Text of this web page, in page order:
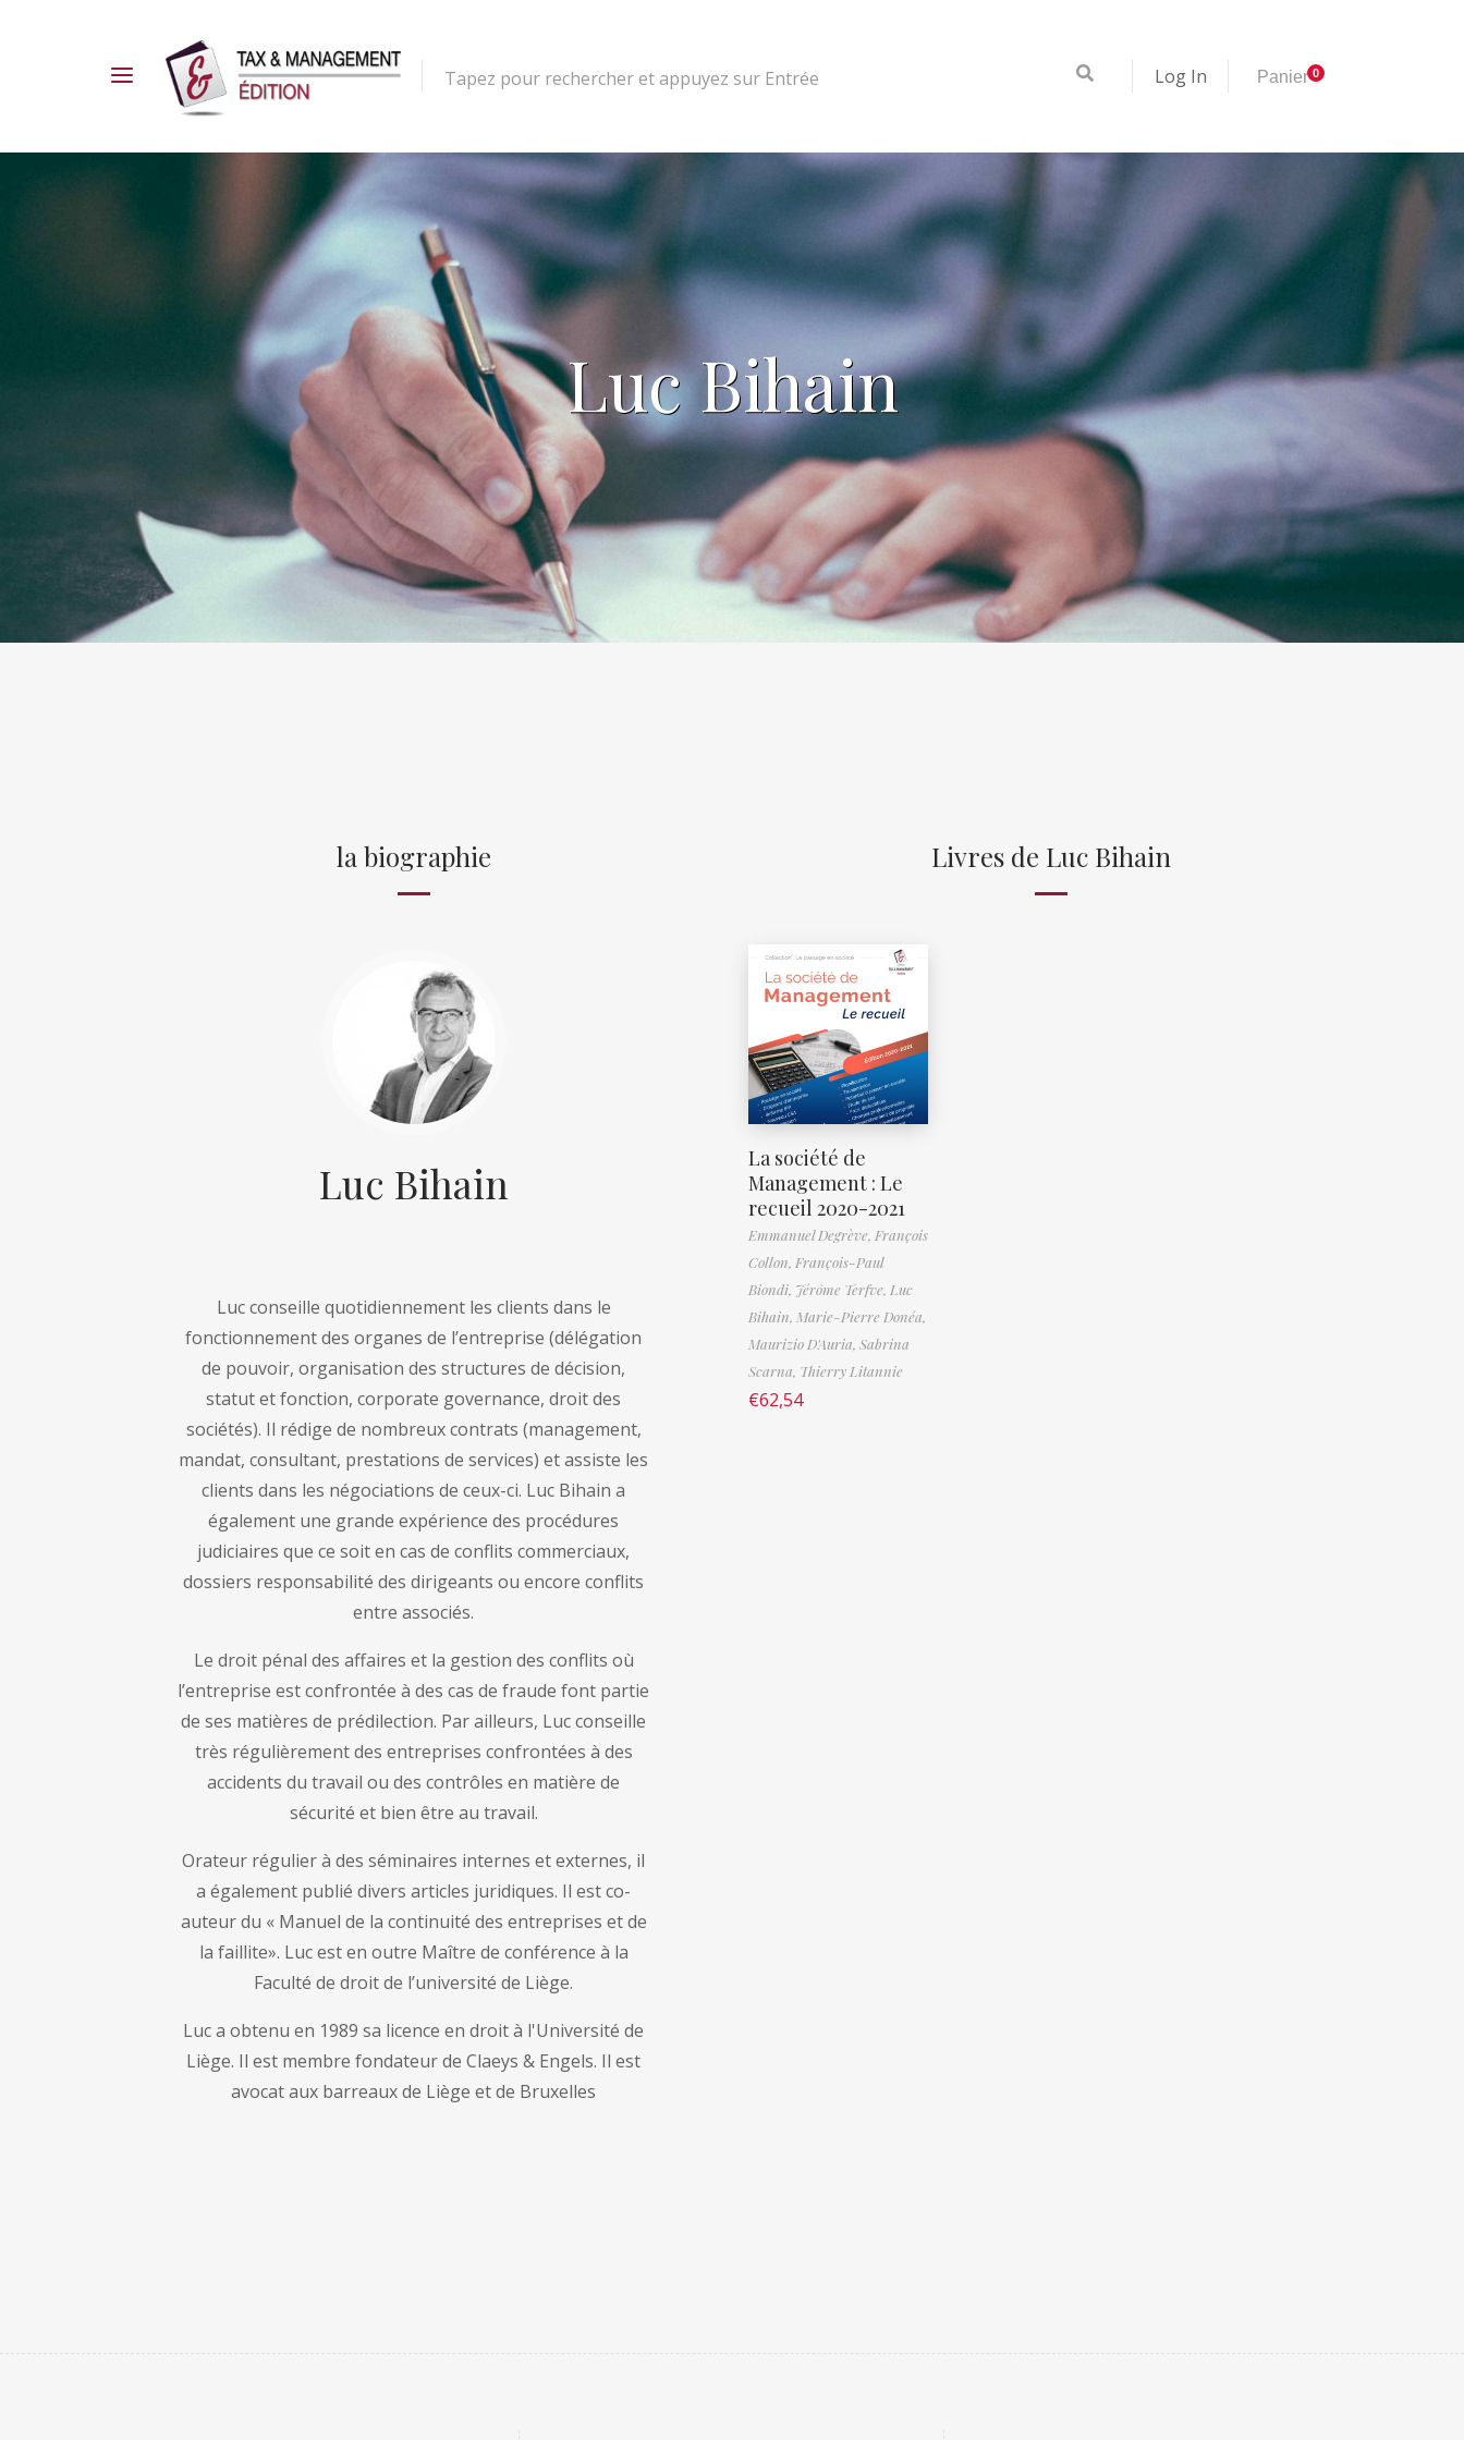
Tapez pour rechercher et appuyez sur Entrée Log In Panier0
Luc Bihain
la biographie
Luc Bihain
Luc conseille quotidiennement les clients dans le
fonctionnement des organes de l’entreprise (délégation
de pouvoir, organisation des structures de décision,
statut et fonction, corporate governance, droit des
sociétés). Il rédige de nombreux contrats (management,
mandat, consultant, prestations de services) et assiste les
clients dans les négociations de ceux-ci. Luc Bihain a
également une grande expérience des procédures
judiciaires que ce soit en cas de conflits commerciaux,
dossiers responsabilité des dirigeants ou encore conflits
entre associés.
Le droit pénal des affaires et la gestion des conflits où
l’entreprise est confrontée à des cas de fraude font partie
de ses matières de prédilection. Par ailleurs, Luc conseille
très régulièrement des entreprises confrontées à des
accidents du travail ou des contrôles en matière de
sécurité et bien être au travail.
Orateur régulier à des séminaires internes et externes, il
a également publié divers articles juridiques. Il est co-
auteur du « Manuel de la continuité des entreprises et de
la faillite». Luc est en outre Maître de conférence à la
Faculté de droit de l’université de Liège.
Luc a obtenu en 1989 sa licence en droit à l'Université de
Liège. Il est membre fondateur de Claeys & Engels. Il est
avocat aux barreaux de Liège et de Bruxelles
Livres de Luc Bihain
La société de
Management : Le
recueil 2020-2021
Emmanuel Degrève, François
Collon, François-Paul
Biondi, Jérôme Terfve, Luc
Bihain, Marie-Pierre Donéa,
Maurizio D'Auria, Sabrina
Scarna, Thierry Litannie
€62,54